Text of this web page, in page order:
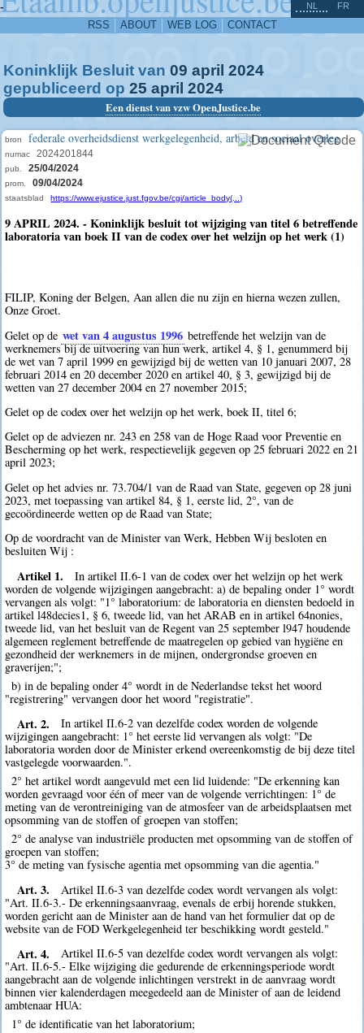
-
RSS ABOUT WEB LOG CONTACT
NL FR
Koninklijk Besluit van 09 april 2024
gepubliceerd op 25 april 2024
Een dienst van vzw OpenJustice.be
bron federale overheidsdienst werkgelegenheid, arbeid en sociaal overleg
numac 2024201844
pub. 25/04/2024
prom. 09/04/2024
staatsblad https://www.ejustice.just.fgov.be/cgi/article_body(...)
9 APRIL 2024. - Koninklijk besluit tot wijziging van titel 6 betreffende
laboratoria van boek II van de codex over het welzijn op het werk (1)
FILIP, Koning der Belgen, Aan allen die nu zijn en hierna wezen zullen,
Onze Groet.
Gelet op de wet van 4 augustus 1996 betreffende het welzijn van de
werknemers bij de uitvoering van hun werk, artikel 4, § 1, genummerd bij
de wet van 7 april 1999 en gewijzigd bij de wetten van 10 januari 2007, 28
februari 2014 en 20 december 2020 en artikel 40, § 3, gewijzigd bij de
wetten van 27 december 2004 en 27 november 2015;
Gelet op de codex over het welzijn op het werk, boek II, titel 6;
Gelet op de adviezen nr. 243 en 258 van de Hoge Raad voor Preventie en
Bescherming op het werk, respectievelijk gegeven op 25 februari 2022 en 21
april 2023;
Gelet op het advies nr. 73.704/1 van de Raad van State, gegeven op 28 juni
2023, met toepassing van artikel 84, § 1, eerste lid, 2°, van de
gecoördineerde wetten op de Raad van State;
Op de voordracht van de Minister van Werk, Hebben Wij besloten en
besluiten Wij :
Artikel 1.
In artikel II.6-1 van de codex over het welzijn op het werk
worden de volgende wijzigingen aangebracht: a) de bepaling onder 1° wordt
vervangen als volgt: "1° laboratorium: de laboratoria en diensten bedoeld in
artikel l48decies1, § 6, tweede lid, van het ARAB en in artikel 64nonies,
tweede lid, van het besluit van de Regent van 25 september l947 houdende
algemeen reglement betreffende de maatregelen op gebied van hygiëne en
gezondheid der werknemers in de mijnen, ondergrondse groeven en
graverijen;";
b) in de bepaling onder 4° wordt in de Nederlandse tekst het woord
"registrering" vervangen door het woord "registratie".
Art. 2.
In artikel II.6-2 van dezelfde codex worden de volgende
wijzigingen aangebracht: 1° het eerste lid vervangen als volgt: "De
laboratoria worden door de Minister erkend overeenkomstig de bij deze titel
vastgelegde voorwaarden.".
2° het artikel wordt aangevuld met een lid luidende: "De erkenning kan
worden gevraagd voor één of meer van de volgende verrichtingen: 1° de
meting van de verontreiniging van de atmosfeer van de arbeidsplaatsen met
opsomming van de stoffen of groepen van stoffen;
2° de analyse van industriële producten met opsomming van de stoffen of
groepen van stoffen;
3° de meting van fysische agentia met opsomming van die agentia."
Art. 3.
Artikel II.6-3 van dezelfde codex wordt vervangen als volgt:
"Art. II.6-3.- De erkenningsaanvraag, evenals de erbij horende stukken,
worden gericht aan de Minister aan de hand van het formulier dat op de
website van de FOD Werkgelegenheid ter beschikking wordt gesteld."
Art. 4.
Artikel II.6-5 van dezelfde codex wordt vervangen als volgt:
"Art. II.6-5.- Elke wijziging die gedurende de erkenningsperiode wordt
aangebracht aan de volgende inlichtingen verstrekt in de aanvraag wordt
binnen vier kalenderdagen meegedeeld aan de Minister of aan de leidend
ambtenaar HUA:
1° de identificatie van het laboratorium;
^